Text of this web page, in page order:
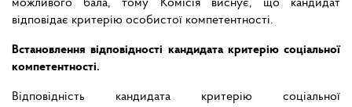
можливого бала, тому Комісія виснує, що кандидат
відповідає критерію особистої компетентності.
Встановлення відповідності кандидата критерію соціальної
компетентності.
Відповідність кандидата критерію соціальної